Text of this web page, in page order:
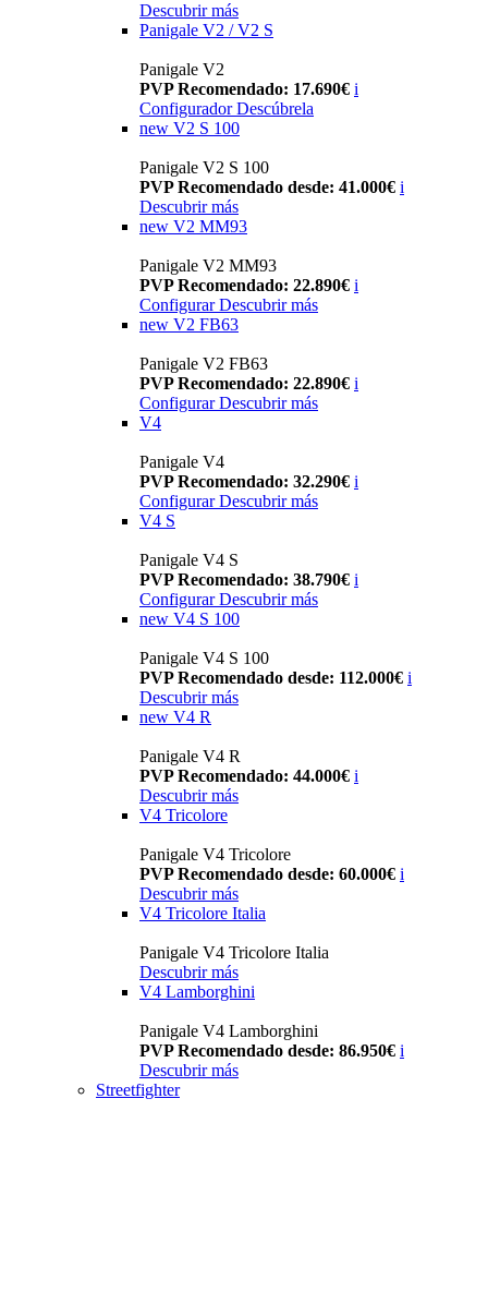
Descubrir más
Panigale V2 / V2 S
Panigale V2
PVP Recomendado: 17.690€ i
Configurador Descúbrela
new V2 S 100
Panigale V2 S 100
PVP Recomendado desde: 41.000€ i
Descubrir más
new V2 MM93
Panigale V2 MM93
PVP Recomendado: 22.890€ i
Configurar Descubrir más
new V2 FB63
Panigale V2 FB63
PVP Recomendado: 22.890€ i
Configurar Descubrir más
V4
Panigale V4
PVP Recomendado: 32.290€ i
Configurar Descubrir más
V4 S
Panigale V4 S
PVP Recomendado: 38.790€ i
Configurar Descubrir más
new V4 S 100
Panigale V4 S 100
PVP Recomendado desde: 112.000€ i
Descubrir más
new V4 R
Panigale V4 R
PVP Recomendado: 44.000€ i
Descubrir más
V4 Tricolore
Panigale V4 Tricolore
PVP Recomendado desde: 60.000€ i
Descubrir más
V4 Tricolore Italia
Panigale V4 Tricolore Italia
Descubrir más
V4 Lamborghini
Panigale V4 Lamborghini
PVP Recomendado desde: 86.950€ i
Descubrir más
Streetfighter